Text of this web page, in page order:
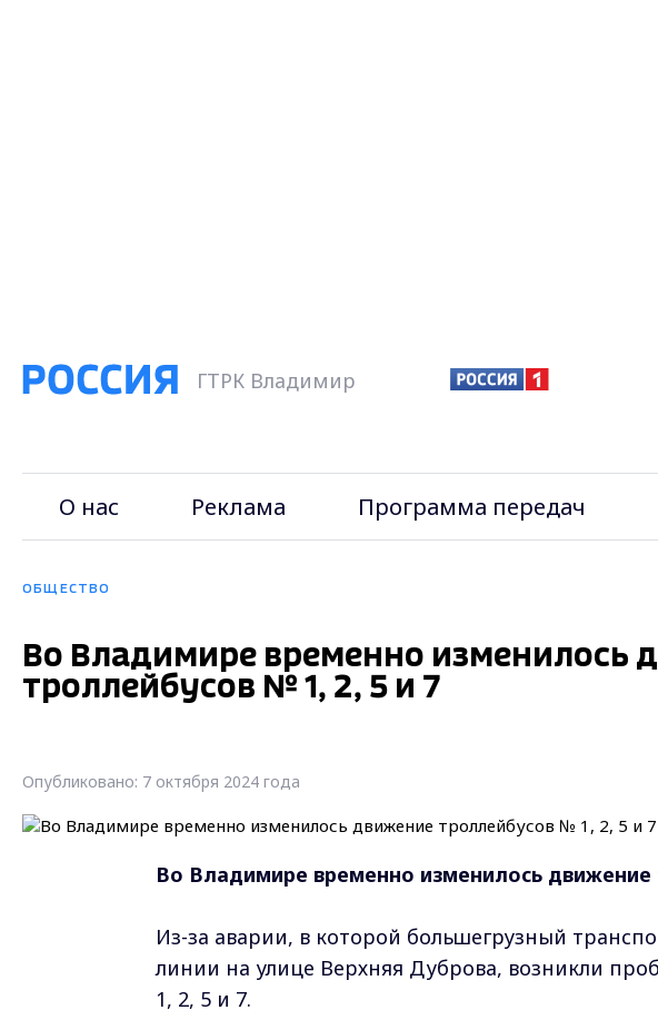
ГТРК Владимир
О нас Реклама Программа передач
ОБЩЕСТВО
Во Владимире временно изменилось
троллейбусов № 1, 2, 5 и 7
Опубликовано: 7 октября 2024 года
Во Владимире временно изменилось движение
Из-за аварии, в которой большегрузный
линии на улице Верхняя Дуброва, возникли
1, 2, 5 и 7.